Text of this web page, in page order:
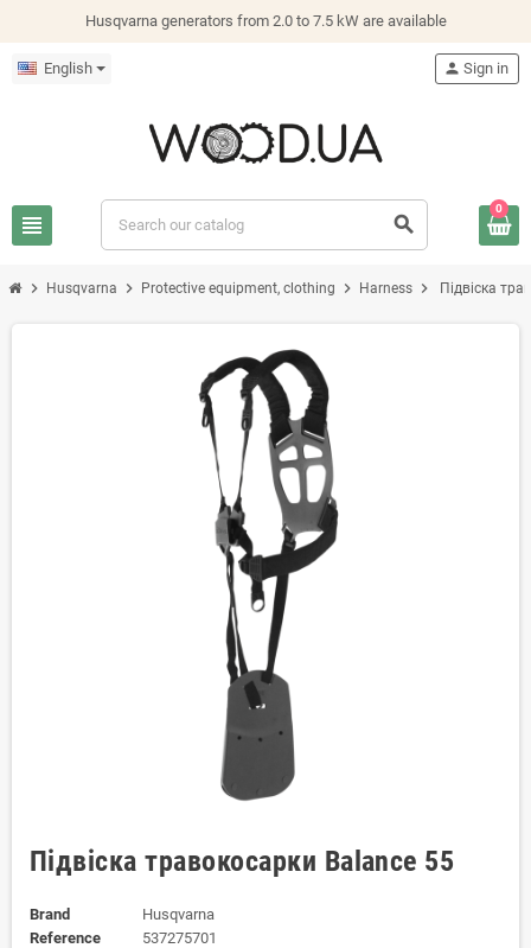
Husqvarna generators from 2.0 to 7.5 kW are available
English
view_headline search
person Sign in
0
chevron_right Husqvarna chevron_right Protective equipment, clothing chevron_right Harness chevron_right Підвіска
Підвіска травокосарки Balance 55
Brand
Husqvarna
Reference
537275701